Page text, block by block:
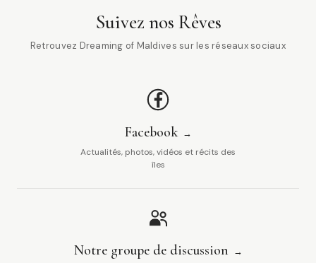
Suivez nos Rêves
Retrouvez Dreaming of Maldives sur les réseaux sociaux
Facebook
Actualités, photos, vidéos et récits des
îles
Notre groupe de discussion